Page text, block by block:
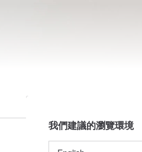
我們建議的瀏覽環境